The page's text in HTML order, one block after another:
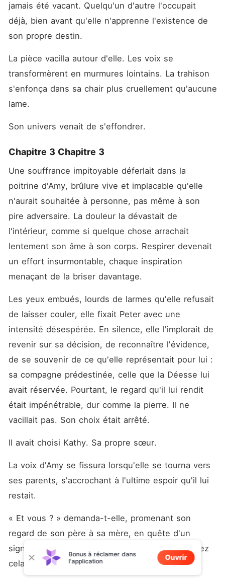
jamais été vacant. Quelqu'un d'autre l'occupait
déjà, bien avant qu'elle n'apprenne l'existence de
son propre destin.
La pièce vacilla autour d'elle. Les voix se
transformèrent en murmures lointains. La trahison
s'enfonça dans sa chair plus cruellement qu'aucune
lame.
Son univers venait de s'effondrer.
Chapitre 3 Chapitre 3
Une souffrance impitoyable déferlait dans la
poitrine d'Amy, brûlure vive et implacable qu'elle
n'aurait souhaitée à personne, pas même à son
pire adversaire. La douleur la dévastait de
l'intérieur, comme si quelque chose arrachait
lentement son âme à son corps. Respirer devenait
un effort insurmontable, chaque inspiration
menaçant de la briser davantage.
Les yeux embués, lourds de larmes qu'elle refusait
de laisser couler, elle fixait Peter avec une
intensité désespérée. En silence, elle l'implorait de
revenir sur sa décision, de reconnaître l'évidence,
de se souvenir de ce qu'elle représentait pour lui :
sa compagne prédestinée, celle que la Déesse lui
avait réservée. Pourtant, le regard qu'il lui rendit
était impénétrable, dur comme la pierre. Il ne
vacillait pas. Son choix était arrêté.
Il avait choisi Kathy. Sa propre sœur.
La voix d'Amy se fissura lorsqu'elle se tourna vers
ses parents, s'accrochant à l'ultime espoir qu'il lui
restait.
« Et vous ? » demanda-t-elle, promenant son
regard de son père à sa mère, en quête d'un
signe, d'un refus, d'un soutien. « Vous approuvez
cela ? »
Bonus à réclamer dans
l'application
Ouvrir